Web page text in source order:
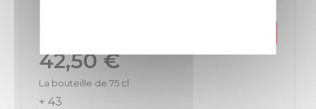
Prix
42,50 €
La bouteille de 75 cl
+ 43